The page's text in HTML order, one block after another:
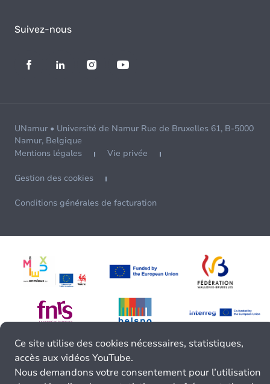
Suivez-nous
UNamur • Université de Namur Rue de Bruxelles 61, B-5000
Namur, Belgique
Mentions légales
Vie privée
Gestion des cookies
Conditions générales de facturation
Ce site utilise des cookies nécessaires, statistiques,
accès aux vidéos YouTube.
Nous demandons votre consentement pour l’utilisation